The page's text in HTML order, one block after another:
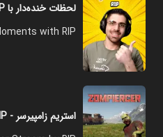
لحظات خنده‌دار با RIP
with RIP
استریم زامپیرسر - RIP